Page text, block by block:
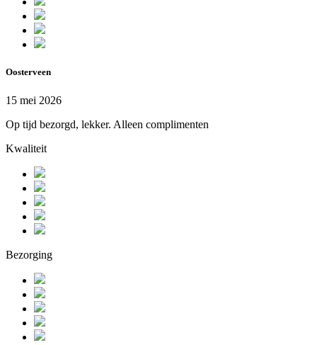
Oosterveen
15 mei 2026
Op tijd bezorgd, lekker. Alleen complimenten
Kwaliteit
Bezorging